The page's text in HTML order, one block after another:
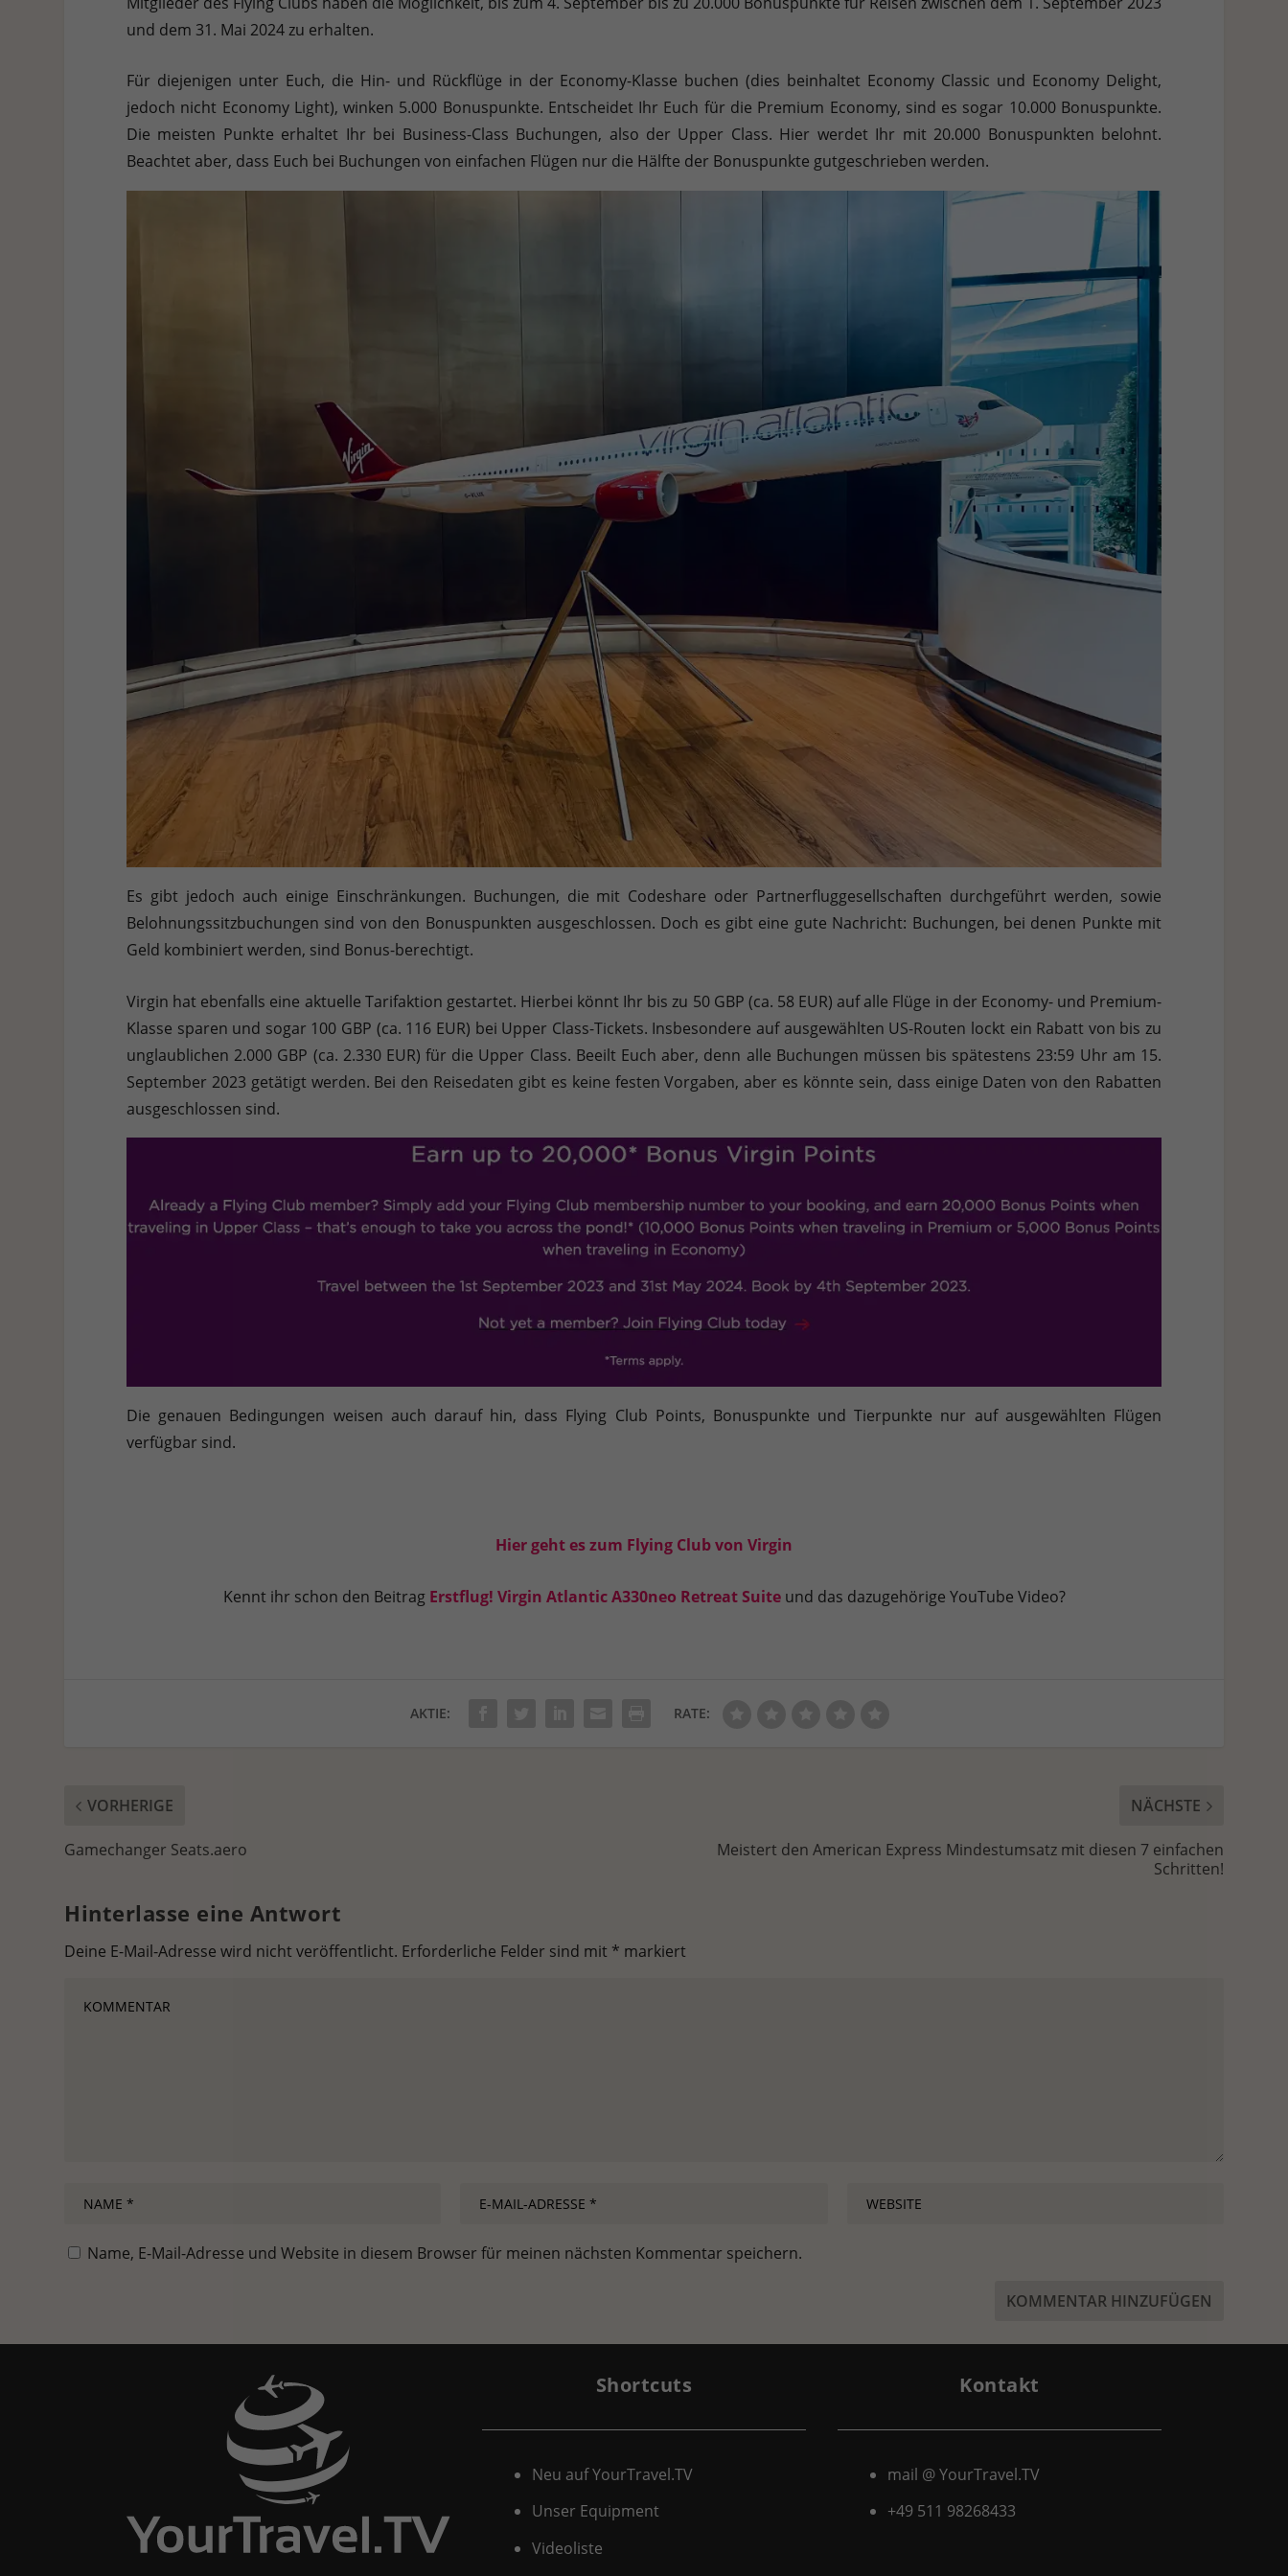
und dem 31. Mai 2024 zu erhalten.
Für diejenigen unter Euch, die Hin- und Rückflüge in der Economy-Klasse buchen (dies beinhaltet Economy Classic und Economy Delight,
jedoch nicht Economy Light), winken 5.000 Bonuspunkte. Entscheidet Ihr Euch für die Premium Economy, sind es sogar 10.000 Bonuspunkte.
Die meisten Punkte erhaltet Ihr bei Business-Class Buchungen, also der Upper Class. Hier werdet Ihr mit 20.000 Bonuspunkten belohnt.
Beachtet aber, dass Euch bei Buchungen von einfachen Flügen nur die Hälfte der Bonuspunkte gutgeschrieben werden.
Es gibt jedoch auch einige Einschränkungen. Buchungen, die mit Codeshare oder Partnerfluggesellschaften durchgeführt werden, sowie
Belohnungssitzbuchungen sind von den Bonuspunkten ausgeschlossen. Doch es gibt eine gute Nachricht: Buchungen, bei denen Punkte mit
Geld kombiniert werden, sind Bonus-berechtigt.
Virgin hat ebenfalls eine aktuelle Tarifaktion gestartet. Hierbei könnt Ihr bis zu 50 GBP (ca. 58 EUR) auf alle Flüge in der Economy- und Premium-
Klasse sparen und sogar 100 GBP (ca. 116 EUR) bei Upper Class-Tickets. Insbesondere auf ausgewählten US-Routen lockt ein Rabatt von bis zu
unglaublichen 2.000 GBP (ca. 2.330 EUR) für die Upper Class. Beeilt Euch aber, denn alle Buchungen müssen bis spätestens 23:59 Uhr am 15.
September 2023 getätigt werden. Bei den Reisedaten gibt es keine festen Vorgaben, aber es könnte sein, dass einige Daten von den Rabatten
ausgeschlossen sind.
Die genauen Bedingungen weisen auch darauf hin, dass Flying Club Points, Bonuspunkte und Tierpunkte nur auf ausgewählten Flügen
verfügbar sind.
Hier geht es zum Flying Club von Virgin
Kennt ihr schon den Beitrag Erstflug! Virgin Atlantic A330neo Retreat Suiteund das dazugehörige YouTube Video?
AKTIE: RATE:
VORHERIGE
Gamechanger Seats.aero
NÄCHSTE
Meistert den American Express Mindestumsatz mit diesen 7 einfachen
Schritten!
Hinterlasse eine Antwort
Deine E-Mail-Adresse wird nicht veröffentlicht. Erforderliche Felder sind mit * markiert
Name, E-Mail-Adresse und Website in diesem Browser für meinen nächsten Kommentar speichern.
Shortcuts
Neu auf YourTravel.TV
Unser Equipment
Videoliste
Kontakt
mail @ YourTravel.TV
+49 511 98268433
Hier finden Sie eine Übersicht über alle verwendeten Cookies. Sie können Ihre Einwilligung zu ganzen Kategorien geben oder sich weitere Informationen anzeigen lassen und so nur bestimmte
Cookies auswählen.
Datenschutzeinstellungen
Essenzielle Cookies ermöglichen grundlegende Funktionen und sind für die einwandfreie Funktion der Website erforderlich.
Inhalte von Videoplattformen und Social-Media-Plattformen werden standardmäßig blockiert. Wenn Cookies von externen Medien akzeptiert werden, bedarf der Zugriff auf diese Inhalte keiner manuellen Einwilligung mehr.
Datenschutzerklärung